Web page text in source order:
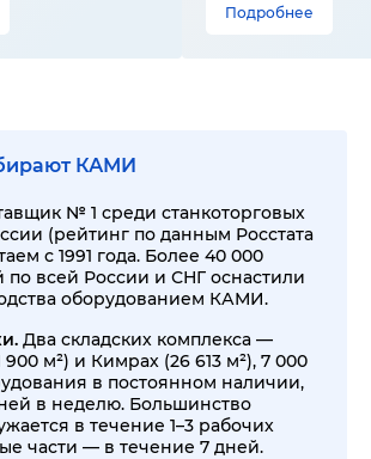
Подробнее
КАМИ
№ 1 среди станкоторговых
(рейтинг по данным Росстата
с 1991 года. Более 40 000
по всей России и СНГ оснастили
оборудованием КАМИ.
Два складских комплекса —
900 м²) и Кимрах (26 613 м²), 7 000
в постоянном наличии,
в неделю. Большинство
в течение 1–3 рабочих
части — в течение 7 дней.